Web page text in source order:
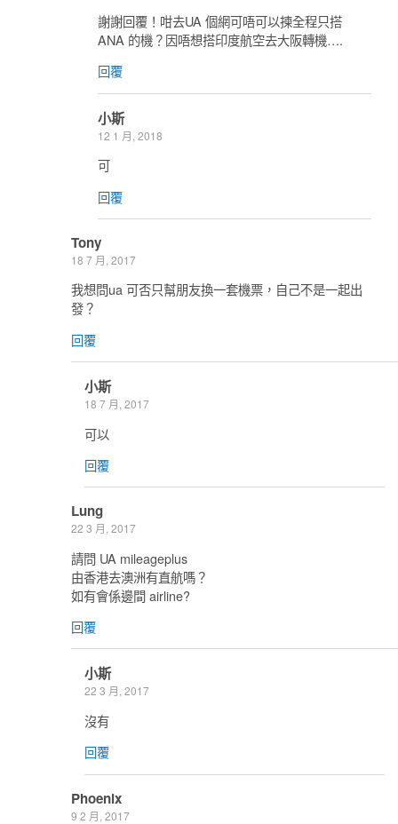
謝謝回覆！咁去UA 個網可唔可以揀全程只搭
ANA 的機？因唔想搭印度航空去大阪轉機….
回覆
小斯
12 1 月, 2018
可
回覆
Tony
18 7 月, 2017
我想問ua 可否只幫朋友換一套機票，自己不是一起出
發？
回覆
小斯
18 7 月, 2017
可以
回覆
Lung
22 3 月, 2017
請問 UA mileageplus
由香港去澳洲有直航嗎？
如有會係邊間 airline?
回覆
小斯
22 3 月, 2017
沒有
回覆
Phoenix
9 2 月, 2017